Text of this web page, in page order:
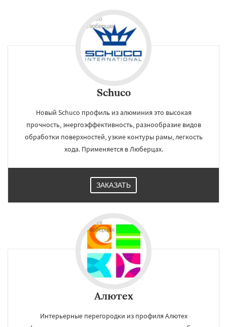
Schuco
Новый Schuco профиль из алюминия это высокая
прочность, энергоэффективность, разнообразие видов
обработки поверхностей, узкие контуры рамы, легкость
хода. Применяется в Люберцах.
ЗАКАЗАТЬ
Алютех
Интерьерные перегородки из профиля Алютех